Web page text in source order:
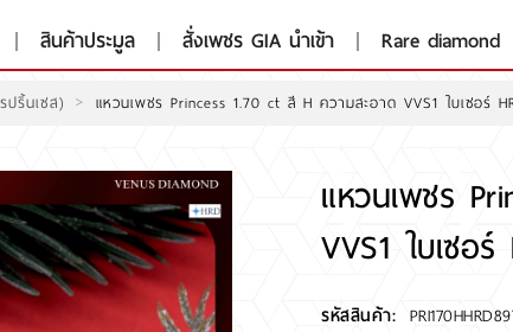
สินค้าประมูล สั่งเพชร GIA นำเข้า Rare diamond
ปริ้นเซส) > แหวนเพชร Princess 1.70 ct สี H ความสะอาด VVS1 ใบเซอร์
แหวนเพชร
VVS1 ใบเซอร์
รหัสสินค้า: